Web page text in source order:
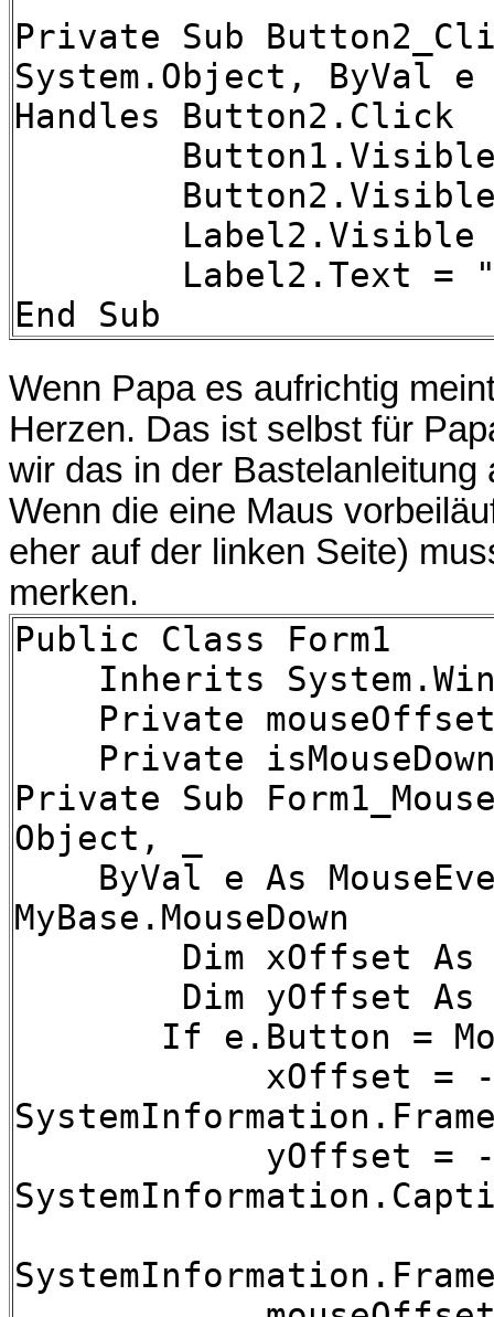
Private Sub
System.Object, ByVal e
Handles Button2.Click
Button1.Visible
Button2.Visible
Label2.Visible =
Label2.Text =
End Sub
Wenn Papa es aufrichtig
Herzen. Das ist selbst für
wir das in der
Wenn die eine Maus
eher auf der linken Seite)
merken.
Public Class Form1
Inherits
Private
Private
Private Sub
Object, _
ByVal e As
MyBase.MouseDown
Dim xOffset As
Dim yOffset As
If e.Button =
xOffset = -
yOffset = -